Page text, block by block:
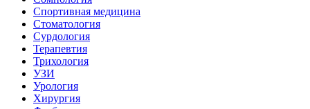
Спортивная медицина
Стоматология
Сурдология
Терапевтия
Трихология
УЗИ
Урология
Хирургия